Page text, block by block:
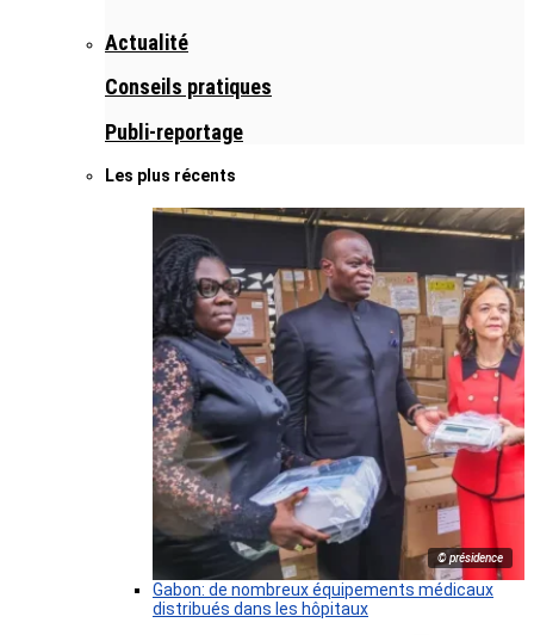
Actualité
Conseils pratiques
Publi-reportage
Les plus récents
© présidence
Gabon: de nombreux équipements médicaux
distribués dans les hôpitaux